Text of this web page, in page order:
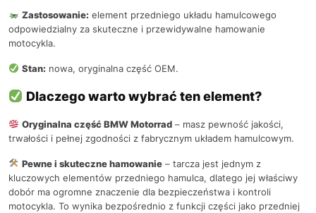
Zastosowanie: element przedniego układu hamulcowego
odpowiedzialny za skuteczne i przewidywalne hamowanie
motocykla.
Stan: nowa, oryginalna część OEM.
Dlaczego warto wybrać ten element?
Oryginalna część BMW Motorrad– masz pewność jakości,
trwałości i pełnej zgodności z fabrycznym układem hamulcowym.
Pewne i skuteczne hamowanie– tarcza jest jednym z
kluczowych elementów przedniego hamulca, dlatego jej właściwy
dobór ma ogromne znaczenie dla bezpieczeństwa i kontroli
motocykla. To wynika bezpośrednio z funkcji części jako przedniej